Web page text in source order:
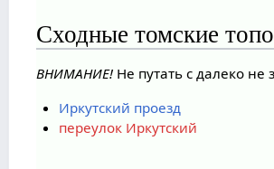
Сходные томские
ВНИМАНИЕ! Не путать с далеко
Иркутский проезд
переулок Иркутский